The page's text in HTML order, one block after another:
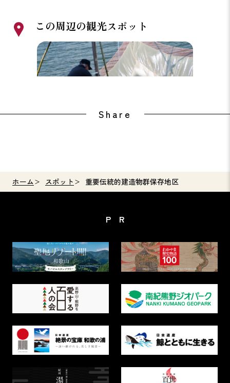
ホーム スポット 重要伝統的建造物群保存地区
この周辺の観光スポット
シロウオ漁見学
Share
PR